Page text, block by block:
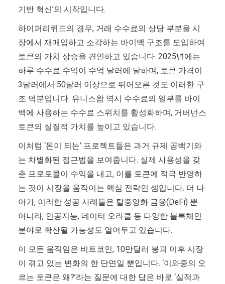
기반 혁신’의 시작입니다.
하이퍼리퀴드의 경우, 거래 수수료의 상당 부분을 시
장에서 재매입하고 소각하는 바이백 구조를 도입하여
토큰의 가치 상승을 견인하고 있습니다. 2025년에는
하루 수수료 수익이 수억 달러에 달하며, 토큰 가격이
3달러에서 50달러 이상으로 뛰어오른 것도 이러한 구
조 덕분입니다. 유니스왑 역시 수수료의 일부를 바이
백에 사용하는 수수료 스위치를 활성화하며, 거버넌스
토큰의 실질적 가치를 높이고 있습니다.
이처럼 ‘돈이 되는’ 프로젝트들은 과거 규제 공백기와
는 차별화된 접근법을 보여줍니다. 실제 사용성을 갖
춘 프로토콜이 수익을 내고, 이를 토큰에 적극 반영하
는 것이 시장을 움직이는 핵심 전략인 셈입니다. 더 나
아가, 이러한 성공 사례들은 탈중앙화 금융(DeFi) 뿐
아니라, 인공지능, 데이터 오라클 등 다양한 블록체인
분야로 확산될 가능성도 열어두고 있습니다.
이 모든 움직임은 비트코인, 10만달러 붕괴 이후 시장
이 겪고 있는 변화의 한 단면일 뿐입니다. ‘이와중의 오
르는 토큰은 왜?’라는 질문에 대한 답은 바로 ‘실적과